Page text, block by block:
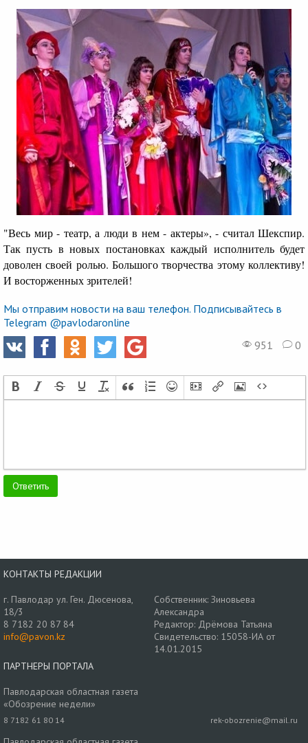
"Весь мир - театр, а люди в нем - актеры», - считал Шекспир.
Так пусть в новых постановках каждый исполнитель будет
доволен своей ролью. Большого творчества этому коллективу!
И восторженных зрителей!
Мы отправим новости на ваш телефон. Подписывайтесь в
Telegram @pavlodaronline
951
0
КОНТАКТЫ РЕДАКЦИИ
г. Павлодар ул. Ген. Дюсенова,
18/3
8 7182 20 87 84
info@pavon.kz
Собственник: Зиновьева
Александра
Редактор: Дрёмова Татьяна
Свидетельство: 15058-ИА от
14.01.2015
ПАРТНЕРЫ ПОРТАЛА
Павлодарская областная газета
«Обозрение недели»
8 7182 61 80 14 rek-obozrenie@mail.ru